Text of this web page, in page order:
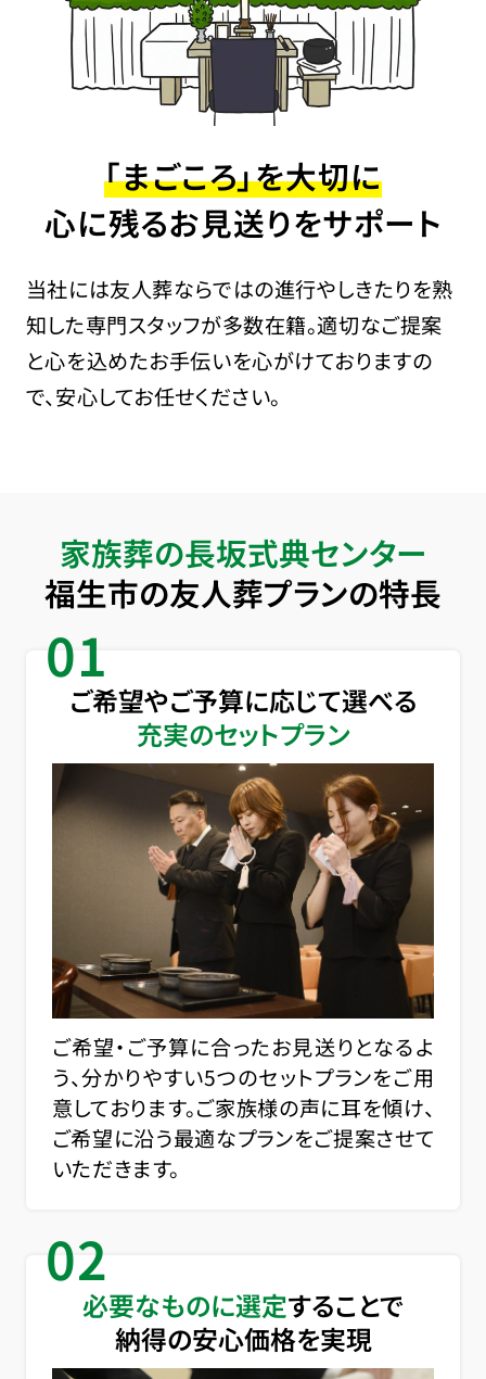
「まごころ」を大切に
心に残るお見送りをサポート
当社には友人葬ならではの進行やしきたりを熟
知した専門スタッフが多数在籍。適切なご提案
と心を込めたお手伝いを心がけておりますの
で、安心してお任せください。
家族葬の長坂式典センター
福生市の友人葬プランの特長
01
ご希望やご予算に応じて選べる
充実のセットプラン
ご希望・ご予算に合ったお見送りとなるよ
う、分かりやすい5つのセットプランをご用
意しております。ご家族様の声に耳を傾け、
ご希望に沿う最適なプランをご提案させて
いただきます。
02
必要なものに選定することで
納得の安心価格を実現